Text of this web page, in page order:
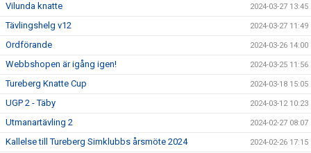
Vilunda knatte 2024-03-27 13:45
Tävlingshelg v12 2024-03-27 11:49
Ordförande 2024-03-26 14:00
Webbshopen är igång igen! 2024-03-25 11:56
Tureberg Knatte Cup 2024-03-18 15:05
UGP 2 - Täby 2024-03-12 10:23
Utmanartävling 2 2024-02-27 08:07
Kallelse till Tureberg Simklubbs årsmöte 2024 2024-02-26 17:15